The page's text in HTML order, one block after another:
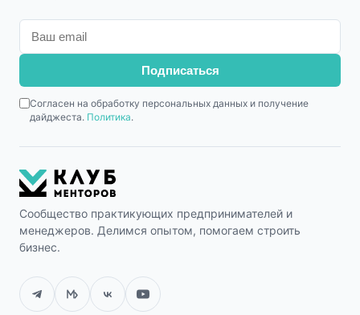
Подписаться
Согласен на обработку персональных данных и получение
дайджеста. Политика.
Сообщество практикующих предпринимателей и
менеджеров. Делимся опытом, помогаем строить
бизнес.